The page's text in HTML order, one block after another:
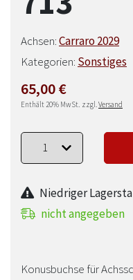
Achsen:Carraro 2029
Kategorien: Sonstiges
65,00€
Enthält 20% MwSt. zzgl.Versand
Niedriger
nicht angegeben
Konusbuchse für